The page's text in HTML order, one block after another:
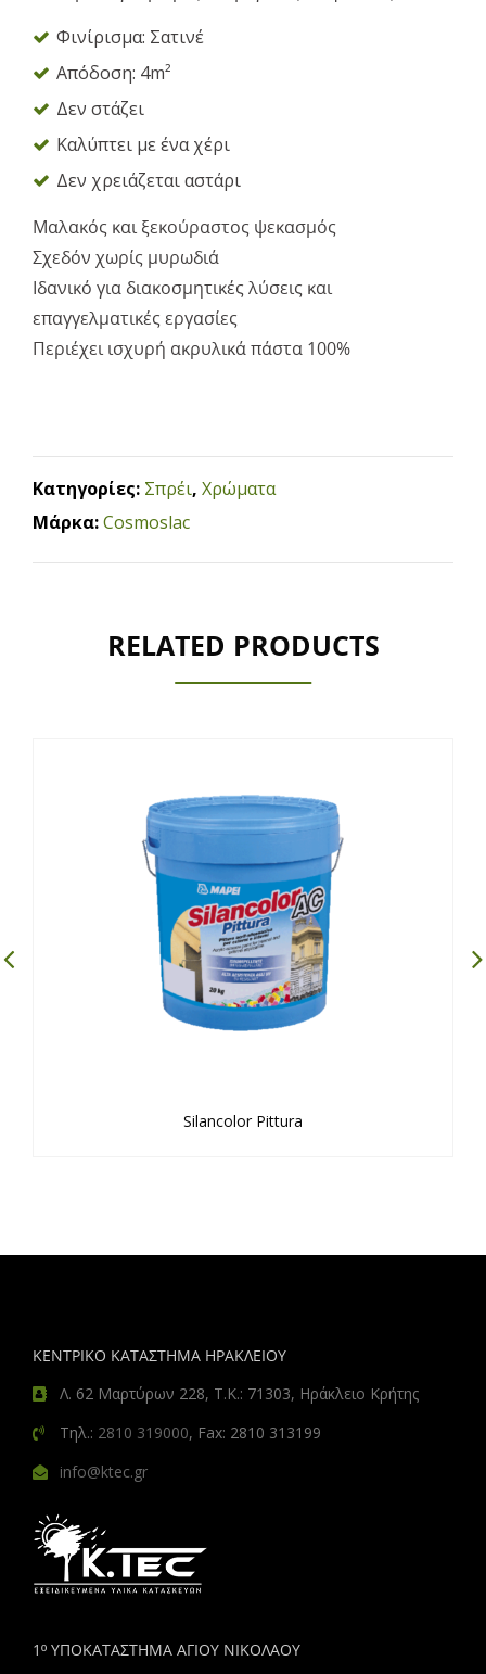
Φινίρισμα: Σατινέ
Απόδοση: 4m²
Δεν στάζει
Καλύπτει με ένα χέρι
Δεν χρειάζεται αστάρι
Μαλακός και ξεκούραστος ψεκασμός
Σχεδόν χωρίς μυρωδιά
Ιδανικό για διακοσμητικές λύσεις και
επαγγελματικές εργασίες
Περιέχει ισχυρή ακρυλικά πάστα 100%
Κατηγορίες: Σπρέι, Χρώματα
Μάρκα:Cosmoslac
RELATED PRODUCTS
Silancolor Pittura
ΚΕΝΤΡΙΚΟ ΚΑΤΑΣΤΗΜΑ ΗΡΑΚΛΕΙΟΥ
Λ. 62 Μαρτύρων 228, Τ.Κ.: 71303, Ηράκλειο Κρήτης
Τηλ.: 2810 319000, Fax: 2810 313199
info@ktec.gr
1º ΥΠΟΚΑΤΑΣΤΗΜΑ ΑΓΙΟΥ ΝΙΚΟΛΑΟΥ